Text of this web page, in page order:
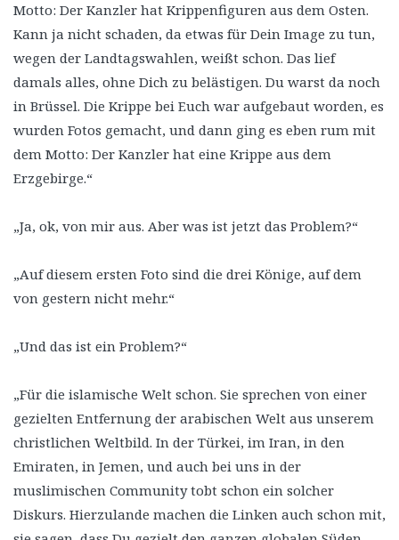
Motto: Der Kanzler hat Krippenfiguren aus dem Osten.
Kann ja nicht schaden, da etwas für Dein Image zu tun,
wegen der Landtagswahlen, weißt schon. Das lief
damals alles, ohne Dich zu belästigen. Du warst da noch
in Brüssel. Die Krippe bei Euch war aufgebaut worden, es
wurden Fotos gemacht, und dann ging es eben rum mit
dem Motto: Der Kanzler hat eine Krippe aus dem
Erzgebirge.“
„Ja, ok, von mir aus. Aber was ist jetzt das Problem?“
„Auf diesem ersten Foto sind die drei Könige, auf dem
von gestern nicht mehr.“
„Und das ist ein Problem?“
„Für die islamische Welt schon. Sie sprechen von einer
gezielten Entfernung der arabischen Welt aus unserem
christlichen Weltbild. In der Türkei, im Iran, in den
Emiraten, in Jemen, und auch bei uns in der
muslimischen Community tobt schon ein solcher
Diskurs. Hierzulande machen die Linken auch schon mit,